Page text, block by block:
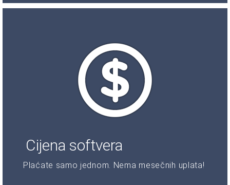
Cijena softvera
Plaćate samo jednom. Nema mesečnih uplata!